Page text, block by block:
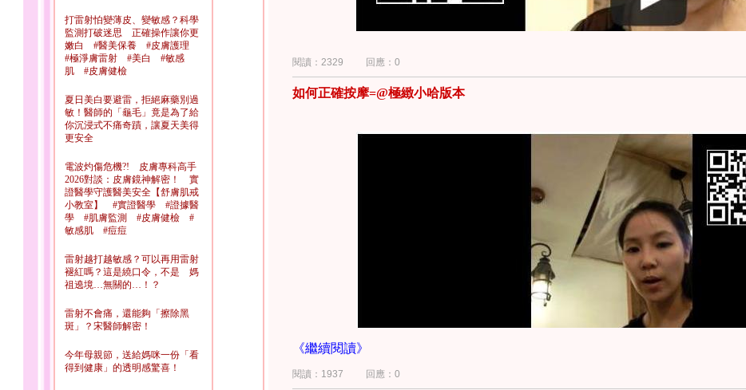
打雷射怕變薄皮、變敏感？科學
監測打破迷思 正確操作讓你更
嫩白 #醫美保養 #皮膚護理
#極淨膚雷射 #美白 #敏感
肌 #皮膚健檢
夏日美白要避雷，拒絕麻藥別過
敏！醫師的「龜毛」竟是為了給
你沉浸式不痛奇蹟，讓夏天美得
更安全
電波灼傷危機?! 皮膚專科高手
2026對談：皮膚鏡神解密！ 實
證醫學守護醫美安全【舒膚肌戒
小教室】 #實證醫學 #證據醫
學 #肌膚監測 #皮膚健檢 #
敏感肌 #痘痘
雷射越打越敏感？可以再用雷射
褪紅嗎？這是繞口令，不是 媽
祖遶境…無關的…！？
雷射不會痛，還能夠「擦除黑
斑」？宋醫師解密！
今年母親節，送給媽咪一份「看
得到健康」的透明感驚喜！
近期對於抗老，您有什麼想說，或者最近讓您特別感興趣的研究？有
答：
目前最可能完成的是「延遲老化」
，大眾
後者關心「五十歲能不能回到三十
先談「延遲老化
可選擇因素，前者可以用「戒菸」、「戒酒」、「正常睡眠」、「多吃抗氧化
式好好保護。後者最常見的議題就是「防止陽光傷害（也就是防曬）」與「避免
者。我們提倡正確洗臉，也寫過不少相關文章（例如：
科學地談「正確洗臉」
）但是各位始終不放過我們，於是診所姑娘貼了個「如何正確洗臉=@
」。
	現在她請我再貼給各位第三個video，討論各位最關心的「悶敷」問題——然而貼這篇文章
不是我的樂意，是
閱讀：2329 回應：0
如何正確按摩=@極緻小哈版本
《繼續閱讀》
閱讀：1937 回應：0